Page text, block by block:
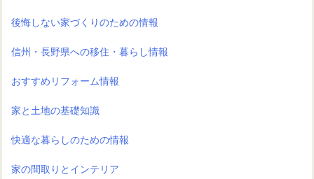
後悔しない家づくりのための情報
信州・長野県への移住・暮らし情報
おすすめリフォーム情報
家と土地の基礎知識
快適な暮らしのための情報
家の間取りとインテリア